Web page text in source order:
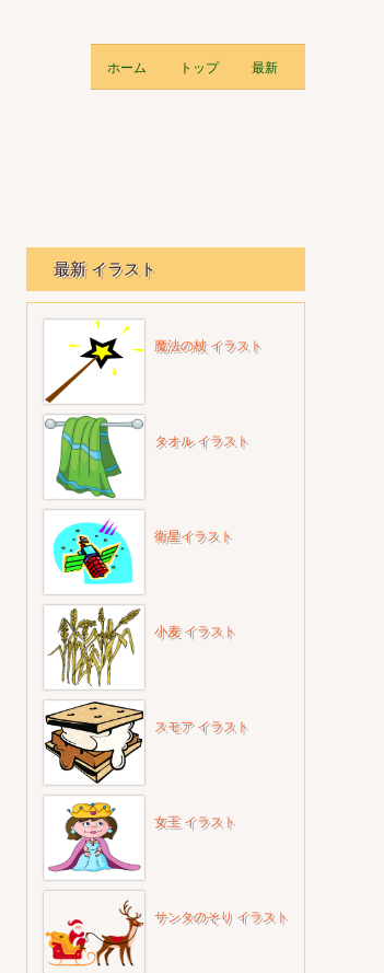
ホーム トップ 最新
最新 イラスト
魔法の杖 イラスト
タオル イラスト
衛星イラスト
小麦 イラスト
スモア イラスト
女王 イラスト
サンタのそり イラスト